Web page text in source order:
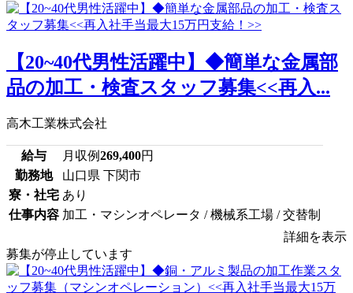
【20~40代男性活躍中】◆簡単な金属部
品の加工・検査スタッフ募集<<再入...
高木工業株式会社
給与 月収例269,400円
勤務地
山口県 下関市
寮・社宅 あり
仕事内容 加工・マシンオペレータ / 機械系工場 / 交替制
詳細を表示
募集が停止しています